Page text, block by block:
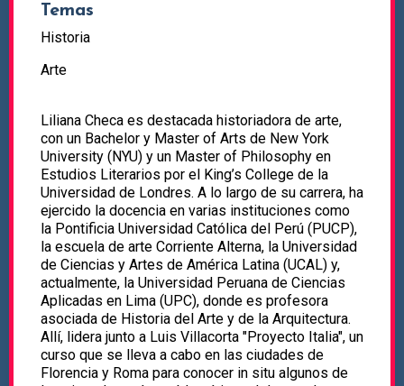
Temas
Historia
Arte
Liliana Checa es destacada historiadora de arte,
con un Bachelor y Master of Arts de New York
University (NYU) y un Master of Philosophy en
Estudios Literarios por el King’s College de la
Universidad de Londres. A lo largo de su carrera, ha
ejercido la docencia en varias instituciones como
la Pontificia Universidad Católica del Perú (PUCP),
la escuela de arte Corriente Alterna, la Universidad
de Ciencias y Artes de América Latina (UCAL) y,
actualmente, la Universidad Peruana de Ciencias
Aplicadas en Lima (UPC), donde es profesora
asociada de Historia del Arte y de la Arquitectura.
Allí, lidera junto a Luis Villacorta "Proyecto Italia", un
curso que se lleva a cabo en las ciudades de
Florencia y Roma para conocer in situ algunos de